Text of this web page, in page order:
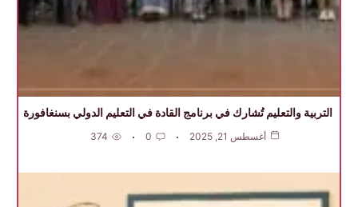
التربية والتعليم تُشارك في برنامج القادة في التعليم الدولي بسنغافورة
أغسطس 21, 2025 0
374